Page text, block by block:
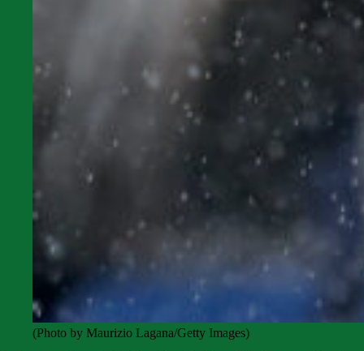
(Photo by Maurizio Lagana/Getty Images)